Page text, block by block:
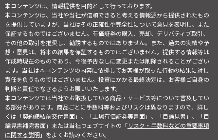
本コンテンツは、情報提供を目的として行っております。
本コンテンツは、当社や当社が信頼できると考える情報源から提供されたもの
を提供していますが、当社はその正確性や完全性について意見を表明し、また
保証するものではございません。有価証券の購入、売却、デリバティブ取引、
その他の取引を推奨し、勧誘するものではありません。また、過去の実績や予
想・意見は、将来の結果を保証するものではございません。提供する情報等は
作成時現在のものであり、今後予告なしに変更または削除されることがござい
ます。当社は本コンテンツの内容に依拠してお客様が取った行動の結果に対し
責任を負うものではございません。投資にかかる最終決定は、お客様ご自身の
判断と責任でなさるようお願いいたします。
本コンテンツでは当社でお取扱している商品・サービス等について言及してい
る部分があります。商品ごとに手数料等およびリスクは異なりますので、詳し
くは「契約締結前交付書面」、「上場有価証券等書面」、「目論見書」、「目
論見書補完書面」または当社ウェブサイトの「リスク・手数料などの重要事項
に関する説明」をよくお読みください。